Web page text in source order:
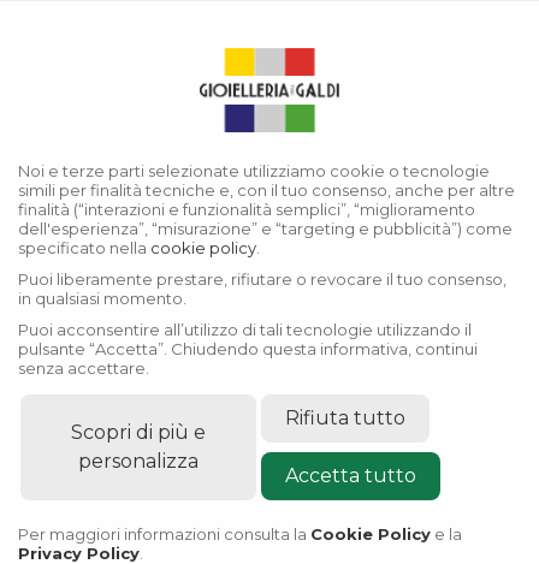
Accessori Rolex
Noi e terze parti selezionate utilizziamo cookie o tecnologie
simili per finalità tecniche e, con il tuo consenso, anche per altre
finalità (“interazioni e funzionalità semplici”, “miglioramento
dell'esperienza”, “misurazione” e “targeting e pubblicità”) come
specificato nella cookie policy
Puoi liberamente prestare, rifiutare o revocare il tuo consenso,
in qualsiasi momento.
Puoi acconsentire all’utilizzo di tali tecnologie utilizzando il
pulsante “Accetta”. Chiudendo questa informativa, continui
senza accettare.
Scopri di più e
personalizza
Rifiuta tutto
Accetta tutto
Per maggiori informazioni consulta la Cookie Policy e la
Privacy Policy